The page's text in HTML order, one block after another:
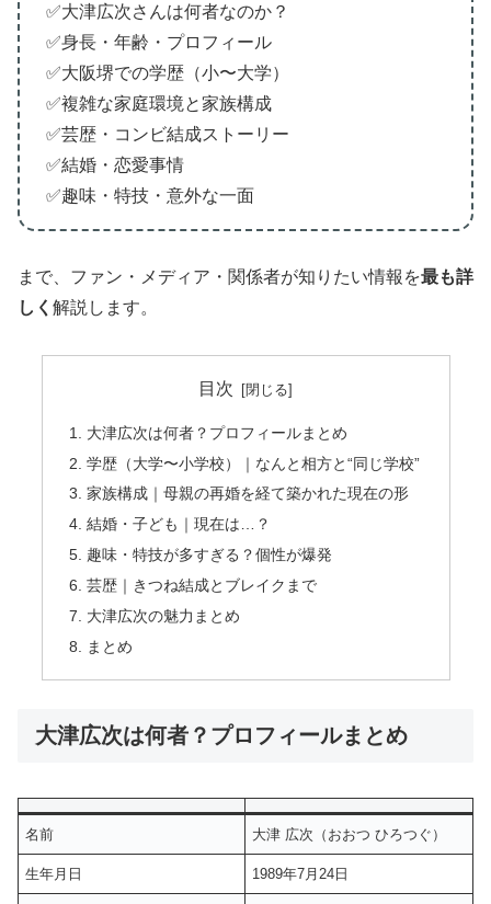
✅大津広次さんは何者なのか？
✅身長・年齢・プロフィール
✅大阪堺での学歴（小〜大学）
✅複雑な家庭環境と家族構成
✅芸歴・コンビ結成ストーリー
✅結婚・恋愛事情
✅趣味・特技・意外な一面
まで、ファン・メディア・関係者が知りたい情報を最も詳
しく 解説します。
目次
大津広次は何者？プロフィールまとめ
学歴（大学〜小学校）｜なんと相方と“同じ学校”
家族構成｜母親の再婚を経て築かれた現在の形
結婚・子ども｜現在は…？
趣味・特技が多すぎる？個性が爆発
芸歴｜きつね結成とブレイクまで
大津広次の魅力まとめ
まとめ
大津広次は何者？プロフィールまとめ
名前 大津 広次（おおつ ひろつぐ）
生年月日 1989年7月24日